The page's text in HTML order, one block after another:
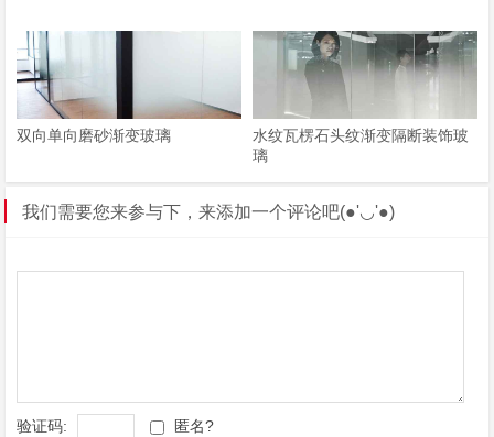
双向单向磨砂渐变玻璃
水纹瓦楞石头纹渐变隔断装饰玻
璃
我们需要您来参与下，来添加一个评论吧(●'◡'●)
验证码: 匿名?